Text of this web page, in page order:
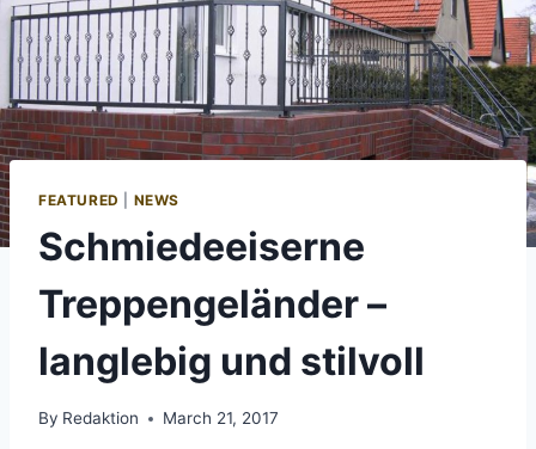
FEATURED NEWS
Schmiedeeiserne
Treppengeländer –
langlebig und stilvoll
By Redaktion March 21, 2017